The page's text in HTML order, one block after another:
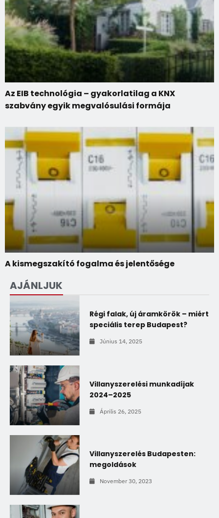
Az EIB technológia – gyakorlatilag a KNX
szabvány egyik megvalósulási formája
A kismegszakító fogalma és jelentősége
AJÁNLJUK
Régi falak, új áramkörök – miért
speciális terep Budapest?
Június 14, 2025
Villanyszerelési munkadíjak
2024–2025
Április 26, 2025
Villanyszerelés Budapesten:
megoldások
November 30, 2023